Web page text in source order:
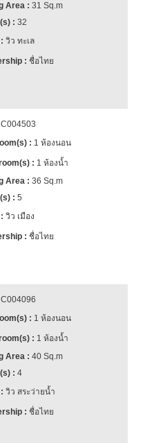
31 Sq.m
32
วิว ทะเล
ชื่อไทย
C004503
1 ห้องนอน
1 ห้องน้ำ
36 Sq.m
5
วิว เมือง
ชื่อไทย
C004096
1 ห้องนอน
1 ห้องน้ำ
40 Sq.m
4
วิว สระว่ายน้ำ
ชื่อไทย